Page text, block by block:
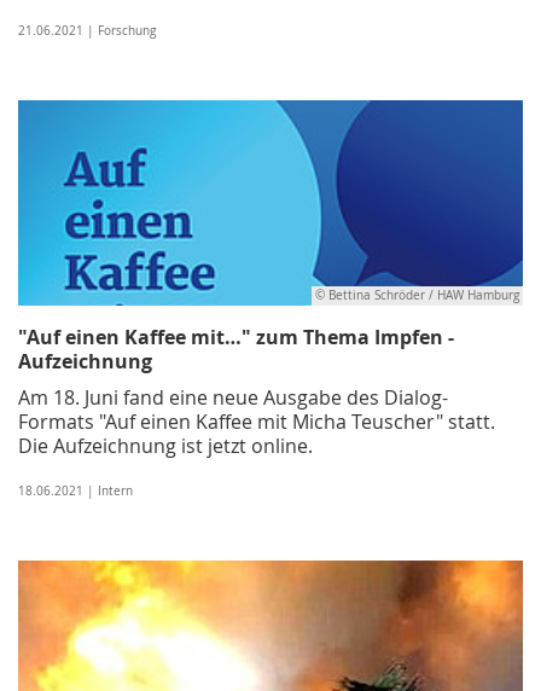
21.06.2021 | Forschung
© Bettina Schröder / HAW Hamburg
"Auf einen Kaffee mit…" zum Thema Impfen -
Aufzeichnung
Am 18. Juni fand eine neue Ausgabe des Dialog-
Formats "Auf einen Kaffee mit Micha Teuscher" statt.
Die Aufzeichnung ist jetzt online.
18.06.2021 | Intern